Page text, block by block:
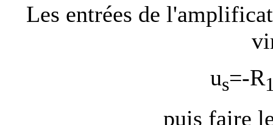
Les entrées de
us=-R
puis faire